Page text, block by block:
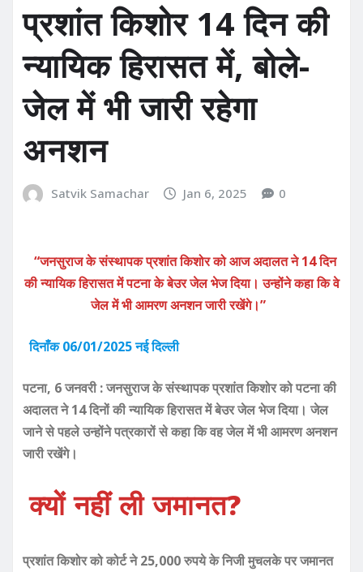
प्रशांत किशोर 14 दिन की
न्यायिक हिरासत में, बोले-
जेल में भी जारी रहेगा
अनशन
Satvik Samachar Jan 6, 2025 0
“जनसुराज के संस्थापक प्रशांत किशोर को आज अदालत ने 14 दिन
की न्यायिक हिरासत में पटना के बेउर जेल भेज दिया। उन्होंने कहा कि वे
जेल में भी आमरण अनशन जारी रखेंगे।”
दिनाँक 06/01/2025 नई दिल्ली
पटना, 6 जनवरी : जनसुराज के संस्थापक प्रशांत किशोर को पटना की
अदालत ने 14 दिनों की न्यायिक हिरासत में बेउर जेल भेज दिया। जेल
जाने से पहले उन्होंने पत्रकारों से कहा कि वह जेल में भी आमरण अनशन
जारी रखेंगे।
क्यों नहीं ली जमानत?
प्रशांत किशोर को कोर्ट ने 25,000 रुपये के निजी मुचलके पर जमानत